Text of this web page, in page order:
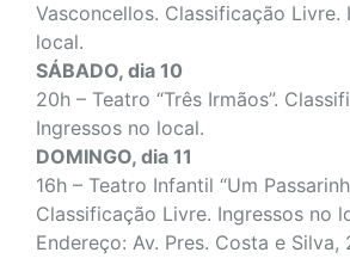
Vasconcellos. Classificação Livre.
local.
SÁBADO, dia 10
20h – Teatro “Três Irmãos”.
Ingressos no local.
DOMINGO, dia 11
16h – Teatro Infantil “Um
Classificação Livre. Ingressos no
Endereço: Av. Pres. Costa e Silva,